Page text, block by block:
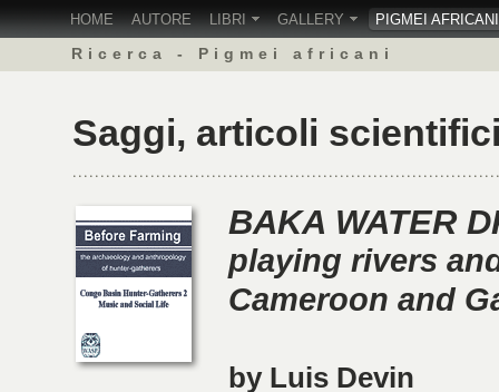
Ricerca - Pigmei africani
Saggi, articoli
BAKA WATER
playing rivers
Cameroon and
by Luis Devin
HOME AUTORE LIBRI GALLERY PIGMEI AFRICANI